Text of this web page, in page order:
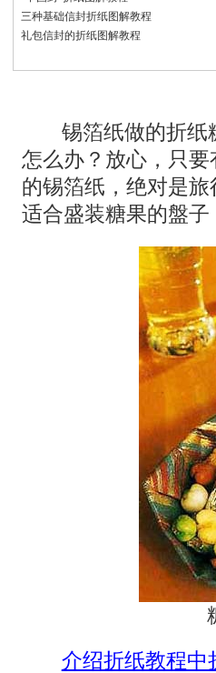
三种基础信封折纸图解教程
礼包信封的折纸图解教程
锡箔纸做的折纸
怎么办？放心，只
的锡箔纸，绝对是
适合盛装糖果的盤子
介绍折纸教程中